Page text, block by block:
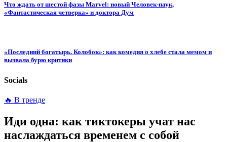
Что ждать от шестой фазы Marvel: новый Человек-паук,
«Фантастическая четверка» и доктора Дум
«Последний богатырь. Колобок»: как комедия о хлебе стала мемом и
вызвала бурю критики
Socials
🔥 В тренде
Иди одна: как тиктокеры учат нас
наслаждаться временем с собой